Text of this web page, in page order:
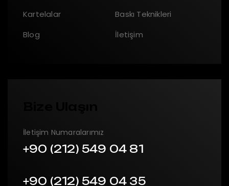
Kartelalar
Baskı Teknikleri
Blog
İletişim
İletişim Numaralarımız
+90 (212) 549 04 81
+90 (212) 549 04 35